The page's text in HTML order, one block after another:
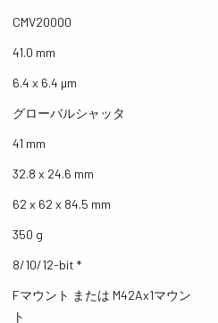
CMV20000
41.0 mm
6.4 x 6.4 µm
グローバルシャッタ
41 mm
32.8 x 24.6 mm
62 x 62 x 84.5 mm
350 g
8/10/12-bit *
Fマウント または M42Ax1マウン
ト